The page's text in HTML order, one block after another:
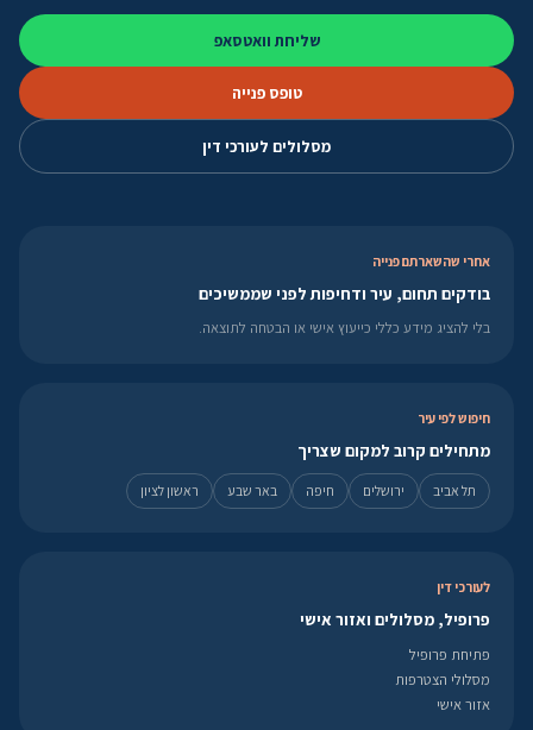
שליחת וואטסאפ
טופס פנייה
מסלולים לעורכי דין
אחרי שהשארתם פנייה
בודקים תחום, עיר ודחיפות לפני שממשיכים
בלי להציג מידע כללי כייעוץ אישי או הבטחה לתוצאה.
חיפוש לפי עיר
מתחילים קרוב למקום שצריך
תל אביב ירושלים חיפה באר שבע ראשון לציון
לעורכי דין
פרופיל, מסלולים ואזור אישי
פתיחת פרופיל
מסלולי הצטרפות
אזור אישי